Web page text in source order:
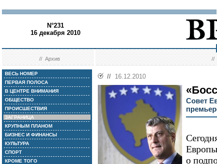
N°231
16 декабря 2010
//Архив //
ВЕСЬ НОМЕР
ПЕРВАЯ ПОЛОСА
В ЦЕНТРЕ ВНИМАНИЯ
ОБЩЕСТВО
ПРОИСШЕСТВИЯ
ЗАГРАНИЦА
КРУПНЫМ ПЛАНОМ
БИЗНЕС И ФИНАНСЫ
КУЛЬТУРА
СПОРТ
КРОМЕ ТОГО
// 16.12.2010
Совет
о